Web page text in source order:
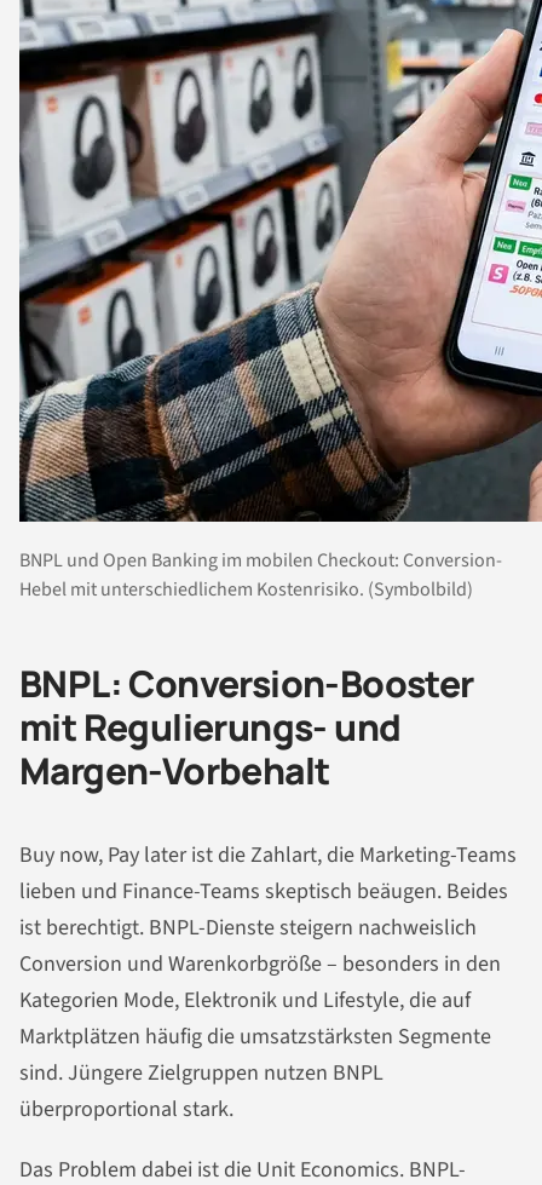
BNPL und Open Banking im mobilen Checkout: Conversion-
Hebel mit unterschiedlichem Kostenrisiko. (Symbolbild)
BNPL: Conversion-Booster
mit Regulierungs- und
Margen-Vorbehalt
Buy now, Pay later ist die Zahlart, die Marketing-Teams
lieben und Finance-Teams skeptisch beäugen. Beides
ist berechtigt. BNPL-Dienste steigern nachweislich
Conversion und Warenkorbgröße – besonders in den
Kategorien Mode, Elektronik und Lifestyle, die auf
Marktplätzen häufig die umsatzstärksten Segmente
sind. Jüngere Zielgruppen nutzen BNPL
überproportional stark.
Das Problem dabei ist die Unit Economics. BNPL-